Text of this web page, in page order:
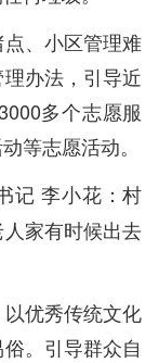
、小区管理难
办法，引导近
多个志愿服
等志愿活动。
记 李小花：村
家有时候出去
优秀传统文化
。引导群众自